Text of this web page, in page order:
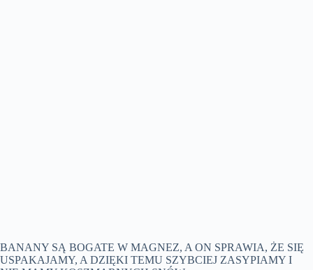
BANANY SĄ BOGATE W MAGNEZ, A ON SPRAWIA, ŻE SIĘ
USPAKAJAMY, A DZIĘKI TEMU SZYBCIEJ ZASYPIAMY I